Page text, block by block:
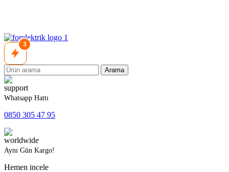
3
Arama
Whatsapp Hattı
0850 305 47 95
Aynı Gün Kargo!
Hemen incele